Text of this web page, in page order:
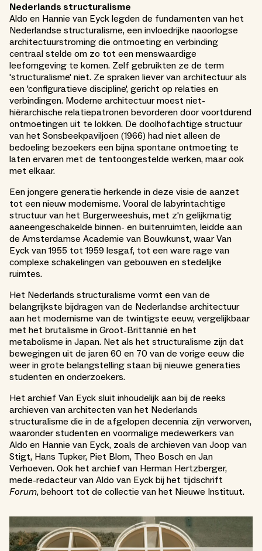
Nederlands structuralisme
Aldo en Hannie van Eyck legden de fundamenten van het
Nederlandse structuralisme, een invloedrijke naoorlogse
architectuurstroming die ontmoeting en verbinding
centraal stelde om zo tot een menswaardige
leefomgeving te komen. Zelf gebruikten ze de term
'structuralisme' niet. Ze spraken liever van architectuur als
een 'configuratieve discipline', gericht op relaties en
verbindingen. Moderne architectuur moest niet-
hiërarchische relatiepatronen bevorderen door voortdurend
ontmoetingen uit te lokken. De doolhofachtige structuur
van het Sonsbeekpaviljoen (1966) had niet alleen de
bedoeling bezoekers een bijna spontane ontmoeting te
laten ervaren met de tentoongestelde werken, maar ook
met elkaar.
Een jongere generatie herkende in deze visie de aanzet
tot een nieuw modernisme. Vooral de labyrintachtige
structuur van het Burgerweeshuis, met z'n gelijkmatig
aaneengeschakelde binnen- en buitenruimten, leidde aan
de Amsterdamse Academie van Bouwkunst, waar Van
Eyck van 1955 tot 1959 lesgaf, tot een ware rage van
complexe schakelingen van gebouwen en stedelijke
ruimtes.
Het Nederlands structuralisme vormt een van de
belangrijkste bijdragen van de Nederlandse architectuur
aan het modernisme van de twintigste eeuw, vergelijkbaar
met het brutalisme in Groot-Brittannië en het
metabolisme in Japan. Net als het structuralisme zijn dat
bewegingen uit de jaren 60 en 70 van de vorige eeuw die
weer in grote belangstelling staan bij nieuwe generaties
studenten en onderzoekers.
Het archief Van Eyck sluit inhoudelijk aan bij de reeks
archieven van architecten van het Nederlands
structuralisme die in de afgelopen decennia zijn verworven,
waaronder studenten en voormalige medewerkers van
Aldo en Hannie van Eyck, zoals de archieven van Joop van
Stigt, Hans Tupker, Piet Blom, Theo Bosch en Jan
Verhoeven. Ook het archief van Herman Hertzberger,
mede-redacteur van Aldo van Eyck bij het tijdschrift
Forum, behoort tot de collectie van het Nieuwe Instituut.